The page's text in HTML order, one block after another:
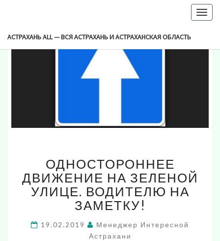
АСТРАХАНЬ ALL — ВСЯ АСТРАХАНЬ И АСТРАХАНСКАЯ ОБЛАСТЬ
ДВИЖЕНИЕ
НА
ЗЕЛЕНОЙ
УЛИЦЕ.
ВОДИТЕЛЮ
ЗАМЕТКУ!
ОДНОСТОРОННЕЕ
ДВИЖЕНИЕ НА ЗЕЛЕНОЙ
УЛИЦЕ. ВОДИТЕЛЮ НА
ЗАМЕТКУ!
19.02.2019
Менеджер Интересной
Астрахани